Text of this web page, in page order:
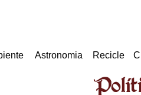
Astronomia Recicle